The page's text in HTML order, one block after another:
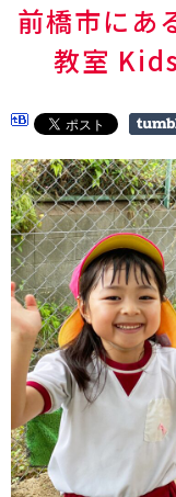
前橋市にあ
教室